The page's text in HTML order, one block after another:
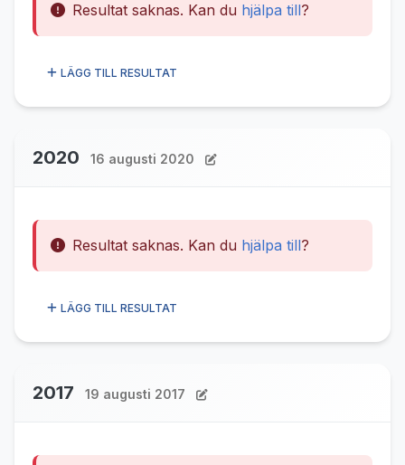
Resultat saknas. Kan du hjälpa till?
LÄGG TILL RESULTAT
2020 16 augusti 2020
Resultat saknas. Kan du hjälpa till?
LÄGG TILL RESULTAT
2017 19 augusti 2017